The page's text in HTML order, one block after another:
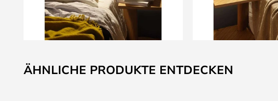
Anfang
der
ÄHNLICHE PRODUKTE ENTDECKEN